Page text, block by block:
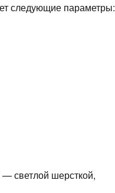
следующие параметры:
светлой шерсткой,